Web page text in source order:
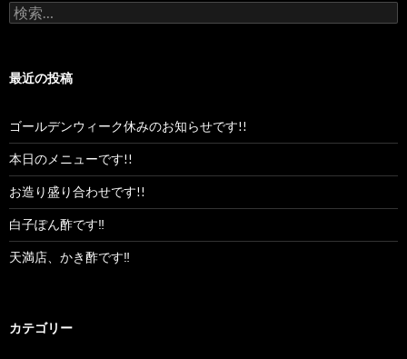
検
索:
最近の投稿
ゴールデンウィーク休みのお知らせです!!
本日のメニューです!!
お造り盛り合わせです!!
白子ぽん酢です‼︎
天満店、かき酢です‼︎
カテゴリー